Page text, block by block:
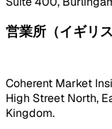
営業所（イギリ
Coherent Market
High Street North,
Kingdom.